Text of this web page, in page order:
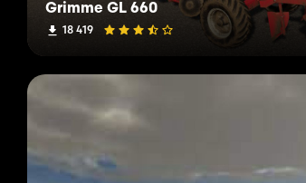
Grimme GL 660
18 419